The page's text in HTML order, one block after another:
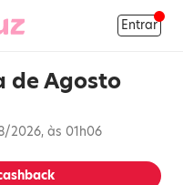
Entrar
de Agosto
2026, às 01h06